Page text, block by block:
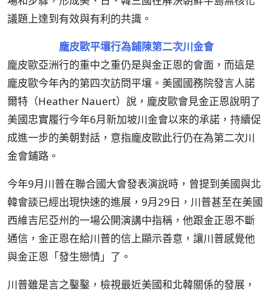
議題上達到有效與有利的共識。
龐皮歐平壤行為鋪陳第二次川金會
龐皮歐亞洲行的重中之重仍是與金正恩的會面，而這是
龐皮歐今年內的第四次訪問平壤。美國國務院發言人諾
爾特（Heather Nauert）說，龐皮歐會見金正恩說明了
美國忠實履行今年6月新加坡川金會以來的承諾，持續促
成進一步的美朝對話，意指龐皮歐此行仍在為第二次川
金會鋪路。
今年9月川普在聯合國大會發表演說時，曾提到美國與北
韓會談已經出現快速的進展，9月29日，川普甚至在美國
西維吉尼亞州的一場公開演講中指稱，他跟金正恩不斷
通信，金正恩在給川普的信上顯示善意，讓川普感覺他
與金正恩「發生戀情」了。
川普雖是言之鑿鑿，檢視最近美國和北韓關係的發展，